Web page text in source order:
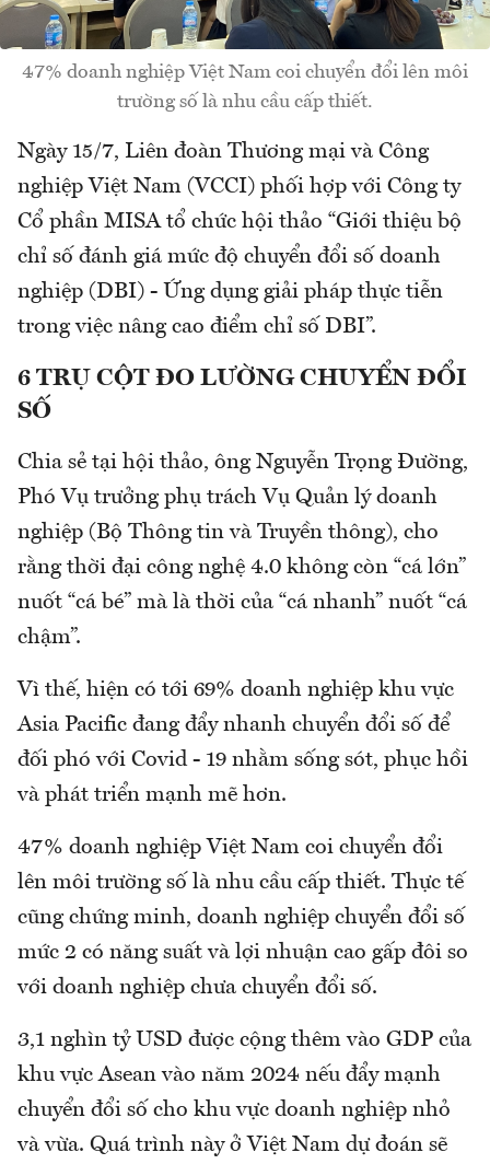
47% doanh nghiệp Việt Nam coi chuyển đổi lên môi
trường số là nhu cầu cấp thiết.
Ngày 15/7, Liên đoàn Thương mại và Công
nghiệp Việt Nam (VCCI) phối hợp với Công ty
Cổ phần MISA tổ chức hội thảo “Giới thiệu bộ
chỉ số đánh giá mức độ chuyển đổi số doanh
nghiệp (DBI) - Ứng dụng giải pháp thực tiễn
trong việc nâng cao điểm chỉ số DBI”.
6 TRỤ CỘT ĐO LƯỜNG CHUYỂN ĐỔI
SỐ
Chia sẻ tại hội thảo, ông Nguyễn Trọng Đường,
Phó Vụ trưởng phụ trách Vụ Quản lý doanh
nghiệp (Bộ Thông tin và Truyền thông), cho
rằng thời đại công nghệ 4.0 không còn “cá lớn”
nuốt “cá bé” mà là thời của “cá nhanh” nuốt “cá
chậm”.
Vì thế, hiện có tới 69% doanh nghiệp khu vực
Asia Pacific đang đẩy nhanh chuyển đổi số để
đối phó với Covid - 19 nhằm sống sót, phục hồi
và phát triển mạnh mẽ hơn.
47% doanh nghiệp Việt Nam coi chuyển đổi
lên môi trường số là nhu cầu cấp thiết. Thực tế
cũng chứng minh, doanh nghiệp chuyển đổi số
mức 2 có năng suất và lợi nhuận cao gấp đôi so
với doanh nghiệp chưa chuyển đổi số.
3,1 nghìn tỷ USD được cộng thêm vào GDP của
khu vực Asean vào năm 2024 nếu đẩy mạnh
chuyển đổi số cho khu vực doanh nghiệp nhỏ
và vừa. Quá trình này ở Việt Nam dự đoán sẽ